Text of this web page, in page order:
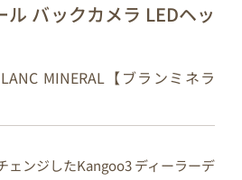
ル バックカメラ LEDヘッ
MINERAL【ブランミネラ
ェンジしたKangoo3 ディーラーデ